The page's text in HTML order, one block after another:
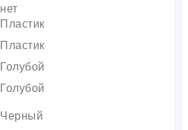
нет
Пластик
Пластик
Голубой
Голубой
Черный